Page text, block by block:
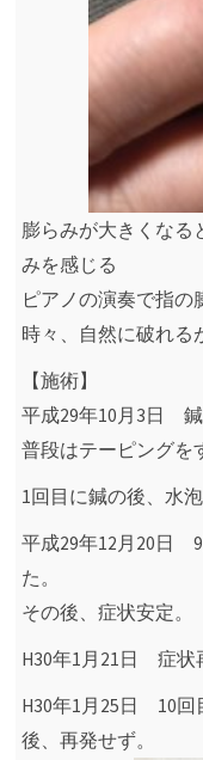
膨らみが大きくなる
みを感じる
ピアノの演奏で指の
時々、自然に破れる
【施術】
平成29年10月3日
普段はテーピングを
1回目に鍼の後、水
平成29年12月20日
た。
その後、症状安定。
H30年1月21日 症状
H30年1月25日 10回
後、再発せず。